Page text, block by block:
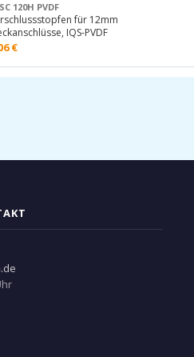
120H PVDF
für 12mm
IQS-PVDF
€